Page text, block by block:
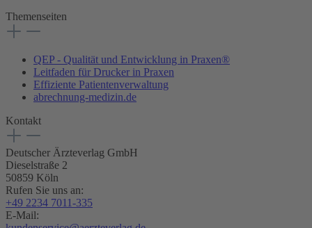
Themenseiten
QEP - Qualität und Entwicklung in Praxen®
Leitfaden für Drucker in Praxen
Effiziente Patientenverwaltung
abrechnung-medizin.de
Kontakt
Deutscher Ärzteverlag GmbH
Dieselstraße 2
50859 Köln
Rufen Sie uns an:
+49 2234 7011-335
E-Mail: